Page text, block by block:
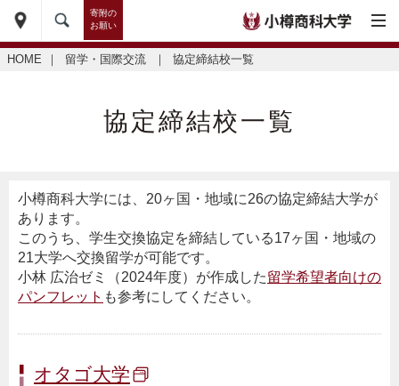
寄附の
お願い
HOME ｜ 留学・国際交流 ｜ 協定締結校一覧
協定締結校一覧
小樽商科大学には、20ヶ国・地域に26の協定締結大学が
あります。
このうち、学生交換協定を締結している17ヶ国・地域の
21大学へ交換留学が可能です。
小林 広治ゼミ（2024年度）が作成した留学希望者向けの
パンフレット も参考にしてください。
オタゴ大学